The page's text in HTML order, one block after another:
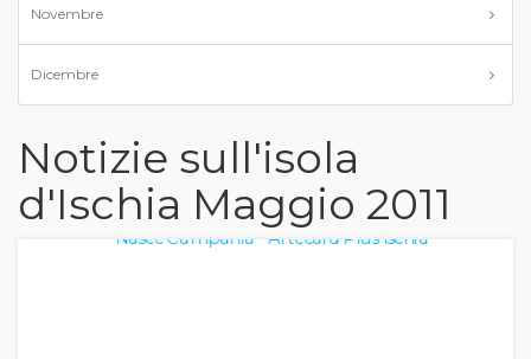
Novembre
Dicembre
Notizie sull'isola
d'Ischia Maggio 2011